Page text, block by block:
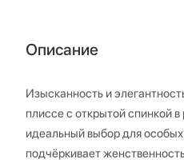
Описание
Изысканность и
плиссе с открытой спинкой
идеальный выбор для
подчёркивает